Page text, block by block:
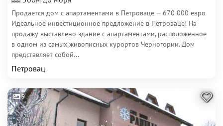
Продается дом с апартаментами в Петроваце — 670 000 евро
Идеальное инвестиционное предложение в Петроваце! На
продажу выставлено здание с апартаментами, расположенное
в одном из самых живописных курортов Черногории. Дом
представляет собой...
Петровац
9